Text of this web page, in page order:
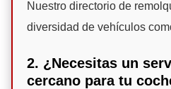
Nuestro directorio de
diversidad de vehículos
2. ¿Necesitas un
cercano para tu